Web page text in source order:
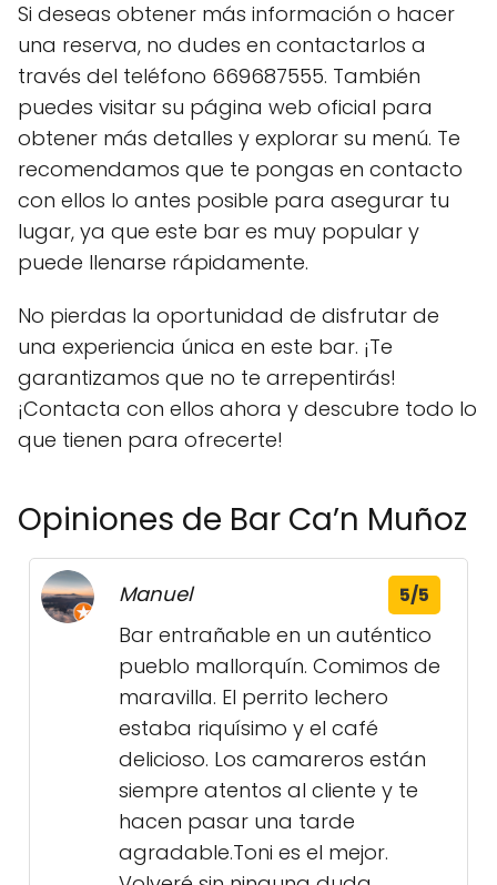
Si deseas obtener más información o hacer
una reserva, no dudes en contactarlos a
través del teléfono 669687555. También
puedes visitar su página web oficial para
obtener más detalles y explorar su menú. Te
recomendamos que te pongas en contacto
con ellos lo antes posible para asegurar tu
lugar, ya que este bar es muy popular y
puede llenarse rápidamente.
No pierdas la oportunidad de disfrutar de
una experiencia única en este bar. ¡Te
garantizamos que no te arrepentirás!
¡Contacta con ellos ahora y descubre todo lo
que tienen para ofrecerte!
Opiniones de Bar Ca’n Muñoz
Manuel 5/5
Bar entrañable en un auténtico
pueblo mallorquín. Comimos de
maravilla. El perrito lechero
estaba riquísimo y el café
delicioso. Los camareros están
siempre atentos al cliente y te
hacen pasar una tarde
agradable.Toni es el mejor.